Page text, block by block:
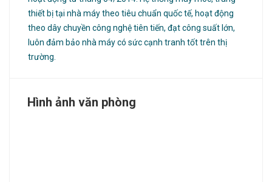
thiết bị tại nhà máy theo tiêu chuẩn quốc tế, hoạt động
theo dây chuyền công nghệ tiên tiến, đạt công suất lớn,
luôn đảm bảo nhà máy có sức cạnh tranh tốt trên thị
trường.
Hình ảnh văn phòng